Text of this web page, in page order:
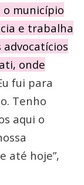
o município
e trabalha
onde
fui para
Tenho
aqui o
até hoje”,